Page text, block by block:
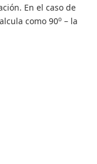
En el caso de
como 90o – la